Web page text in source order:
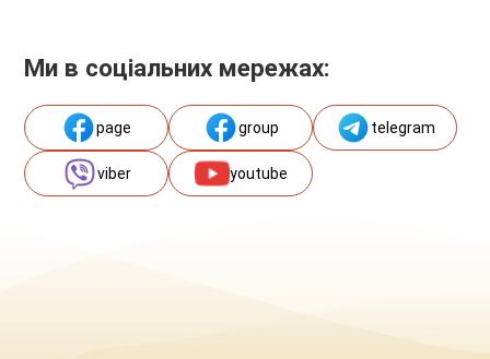
Ми в соціальних мережах:
page group telegram
viber youtube